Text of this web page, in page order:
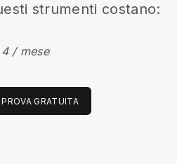
strumenti costano:
/ mese
GRATUITA